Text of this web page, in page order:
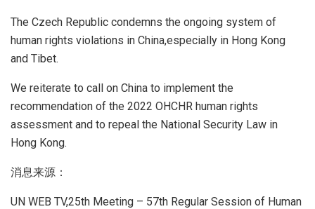
The Czech Republic condemns the ongoing system of
human rights violations in China,especially in Hong Kong
and Tibet.
We reiterate to call on China to implement the
recommendation of the 2022 OHCHR human rights
assessment and to repeal the National Security Law in
Hong Kong.
消息来源：
UN WEB TV,25th Meeting – 57th Regular Session of Human